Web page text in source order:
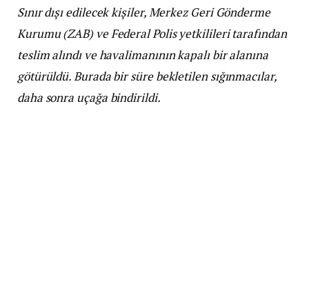
Sınır dışı edilecek kişiler, Merkez Geri Gönderme
Kurumu (ZAB) ve Federal Polis yetkilileri tarafından
teslim alındı ve havalimanının kapalı bir alanına
götürüldü. Burada bir süre bekletilen sığınmacılar,
daha sonra uçağa bindirildi.